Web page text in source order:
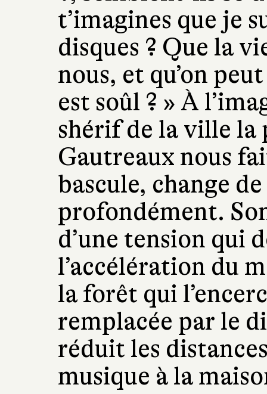
t’imagines que je
disques ? Que la
nous, et qu’on
est soûl ? » À
shérif de la ville la
Gautreaux nous
bascule, change
profondément.
d’une tension qui
l’accélération du
la forêt qui
remplacée par le
réduit les
musique à la